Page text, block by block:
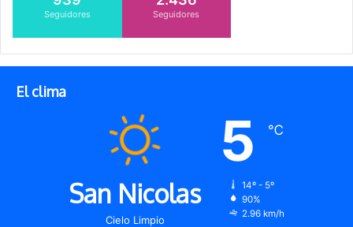
Seguidores Seguidores
El clima
San Nicolas
Cielo Limpio
5 ℃
14º - 5º
90%
2.96 km/h